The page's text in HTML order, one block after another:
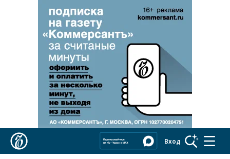
Реклама в «Ъ» www.kommersant.ru/ad
Вход